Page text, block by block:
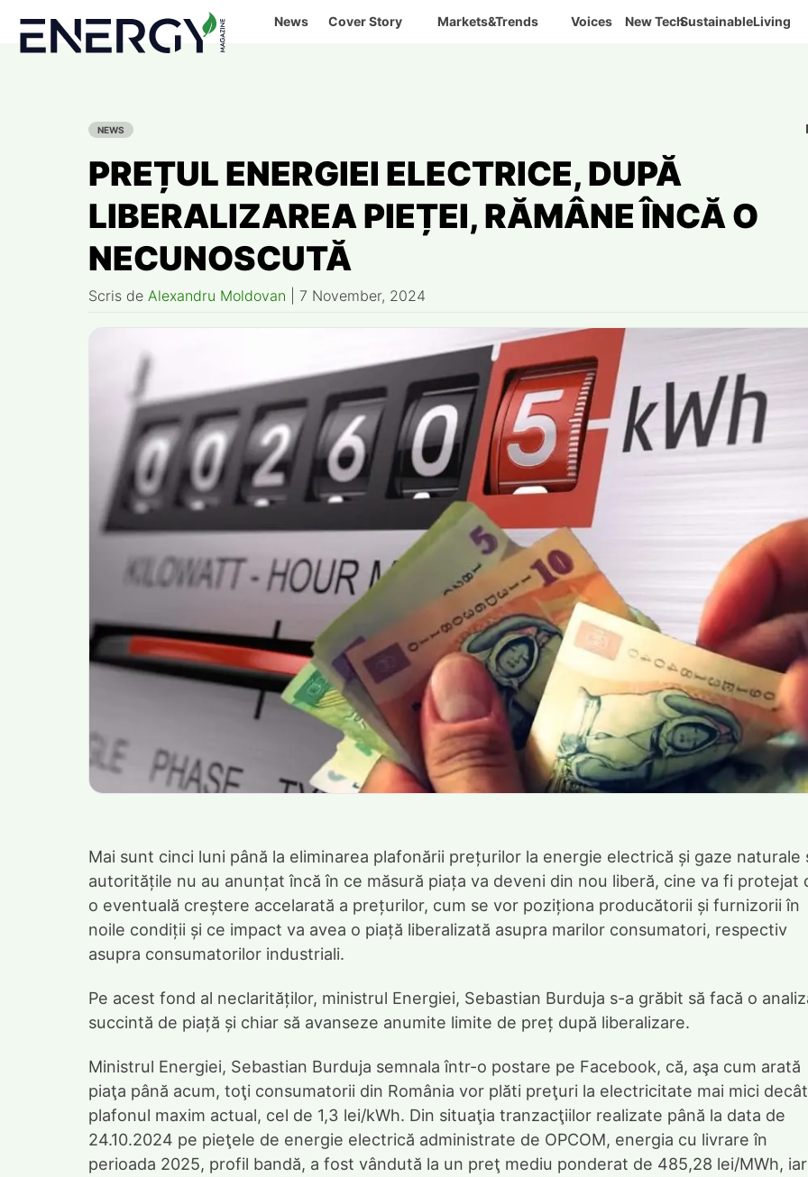
content
News Cover Story Markets&Trends Voices New TechSustainableLiving
NEWS
PREȚUL ENERGIEI ELECTRICE, DUPĂ
LIBERALIZAREA PIEȚEI, RĂMÂNE ÎNCĂ O
NECUNOSCUTĂ
Scris de Alexandru Moldovan 7 November, 2024
Mai sunt cinci luni până la eliminarea plafonării prețurilor la energie electrică și gaze naturale
autoritățile nu au anunțat încă în ce măsură piața va deveni din nou liberă, cine va fi protejat
o eventuală creștere accelarată a prețurilor, cum se vor poziționa producătorii și furnizorii în
noile condiții și ce impact va avea o piață liberalizată asupra marilor consumatori, respectiv
asupra consumatorilor industriali.
Pe acest fond al neclarităților, ministrul Energiei, Sebastian Burduja s-a grăbit să facă o
succintă de piață și chiar să avanseze anumite limite de preț după liberalizare.
Ministrul Energiei, Sebastian Burduja semnala într-o postare pe Facebook, că, aşa cum arată
piaţa până acum, toţi consumatorii din România vor plăti preţuri la electricitate mai mici decât
plafonul maxim actual, cel de 1,3 lei/kWh. Din situaţia tranzacţiilor realizate până la data de
24.10.2024 pe pieţele de energie electrică administrate de OPCOM, energia cu livrare în
perioada 2025, profil bandă, a fost vândută la un preţ mediu ponderat de 485,28 lei/MWh, iar